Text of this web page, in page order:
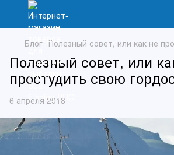
Блог Полезный совет, или как не
Полезный совет, или
простудить свою
6 апреля 2018